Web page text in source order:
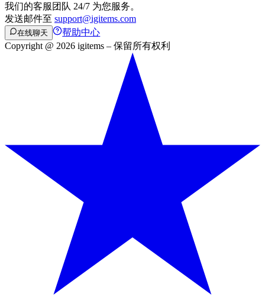
我们的客服团队 24/7 为您服务。
发送邮件至 support@igitems.com
在线聊天
帮助中心
Copyright @ 2026 igitems – 保留所有权利